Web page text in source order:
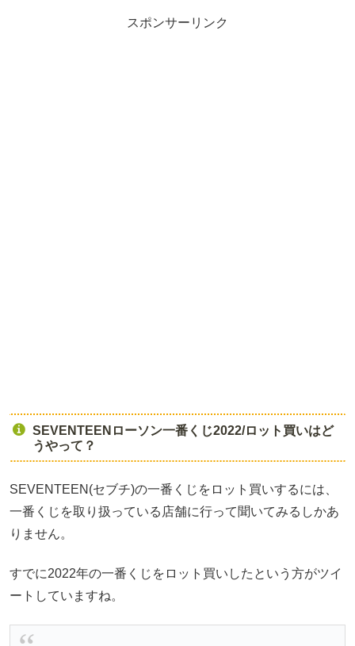
スポンサーリンク
SEVENTEENローソン一番くじ2022/ロット買いはど
うやって？
SEVENTEEN(セブチ)の一番くじをロット買いするには、
一番くじを取り扱っている店舗に行って聞いてみるしかあ
りません。
すでに2022年の一番くじをロット買いしたという方がツイ
ートしていますね。